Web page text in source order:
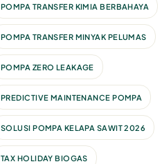
POMPA TRANSFER KIMIA BERBAHAYA
POMPA TRANSFER MINYAK PELUMAS
POMPA ZERO LEAKAGE
PREDICTIVE MAINTENANCE POMPA
SOLUSI POMPA KELAPA SAWIT 2026
TAX HOLIDAY BIOGAS